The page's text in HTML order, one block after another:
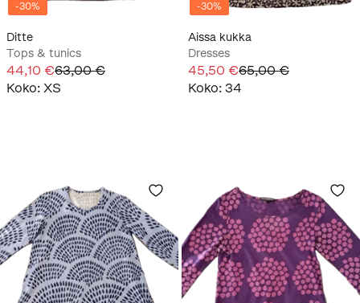
-30%
Ditte
Tops & tunics
44,10 €63,00 €
Koko: XS
-30%
Aissa kukka
Dresses
45,50 €65,00 €
Koko: 34